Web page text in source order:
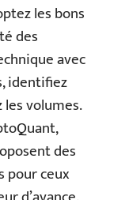
les bons
des
avec
identifiez
volumes.
des
pour ceux